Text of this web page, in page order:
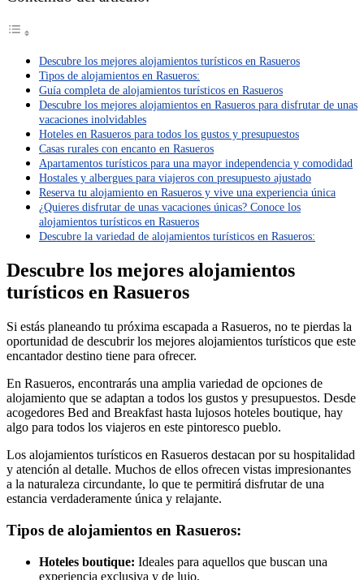
Descubre los mejores alojamientos turísticos en Rasueros
Tipos de alojamientos en Rasueros:
Guía completa de alojamientos turísticos en Rasueros
Descubre los mejores alojamientos en Rasueros para disfrutar de unas
vacaciones inolvidables
Hoteles en Rasueros para todos los gustos y presupuestos
Casas rurales con encanto en Rasueros
Apartamentos turísticos para una mayor independencia y comodidad
Hostales y albergues para viajeros con presupuesto ajustado
Reserva tu alojamiento en Rasueros y vive una experiencia única
¿Quieres disfrutar de unas vacaciones únicas? Conoce los
alojamientos turísticos en Rasueros
Descubre la variedad de alojamientos turísticos en Rasueros:
Descubre los mejores alojamientos
turísticos en Rasueros
Si estás planeando tu próxima escapada a Rasueros, no te pierdas la
oportunidad de descubrir los mejores alojamientos turísticos que este
encantador destino tiene para ofrecer.
En Rasueros, encontrarás una amplia variedad de opciones de
alojamiento que se adaptan a todos los gustos y presupuestos. Desde
acogedores Bed and Breakfast hasta lujosos hoteles boutique, hay
algo para todos los viajeros en este pintoresco pueblo.
Los alojamientos turísticos en Rasueros destacan por su hospitalidad
y atención al detalle. Muchos de ellos ofrecen vistas impresionantes
a la naturaleza circundante, lo que te permitirá disfrutar de una
estancia verdaderamente única y relajante.
Tipos de alojamientos en Rasueros:
Hoteles boutique: Ideales para aquellos que buscan una
experiencia exclusiva y de lujo.